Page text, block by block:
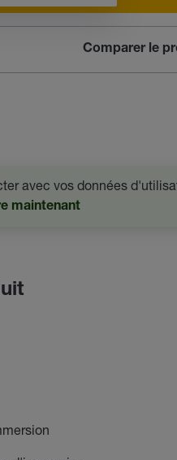
Comparer le
avec vos données
maintenant